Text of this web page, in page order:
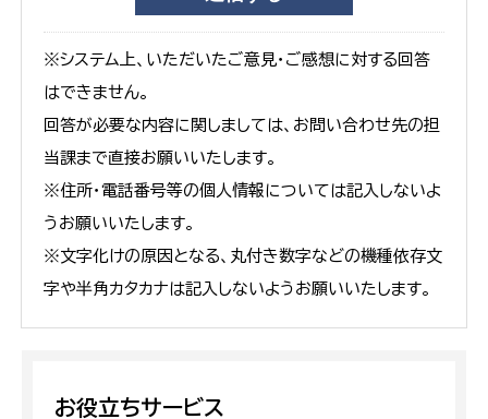
※システム上、いただいたご意見・ご感想に対する回答
はできません。
回答が必要な内容に関しましては、お問い合わせ先の担
当課まで直接お願いいたします。
※住所・電話番号等の個人情報については記入しないよ
うお願いいたします。
※文字化けの原因となる、丸付き数字などの機種依存文
字や半角カタカナは記入しないようお願いいたします。
お役立ちサービス